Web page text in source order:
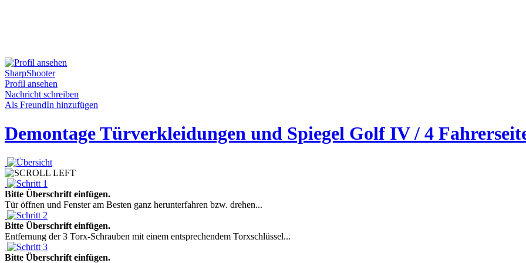
SharpShooter
Profil ansehen
Nachricht schreiben
Als FreundIn hinzufügen
Demontage Türverkleidungen und Spiegel Golf IV / 4
Bitte Überschrift einfügen.
Tür öffnen und Fenster am Besten ganz herunterfahren bzw. drehen...
Bitte Überschrift einfügen.
Entfernung der 3 Torx-Schrauben mit einem entsprechendem Torxschlüssel...
Bitte Überschrift einfügen.